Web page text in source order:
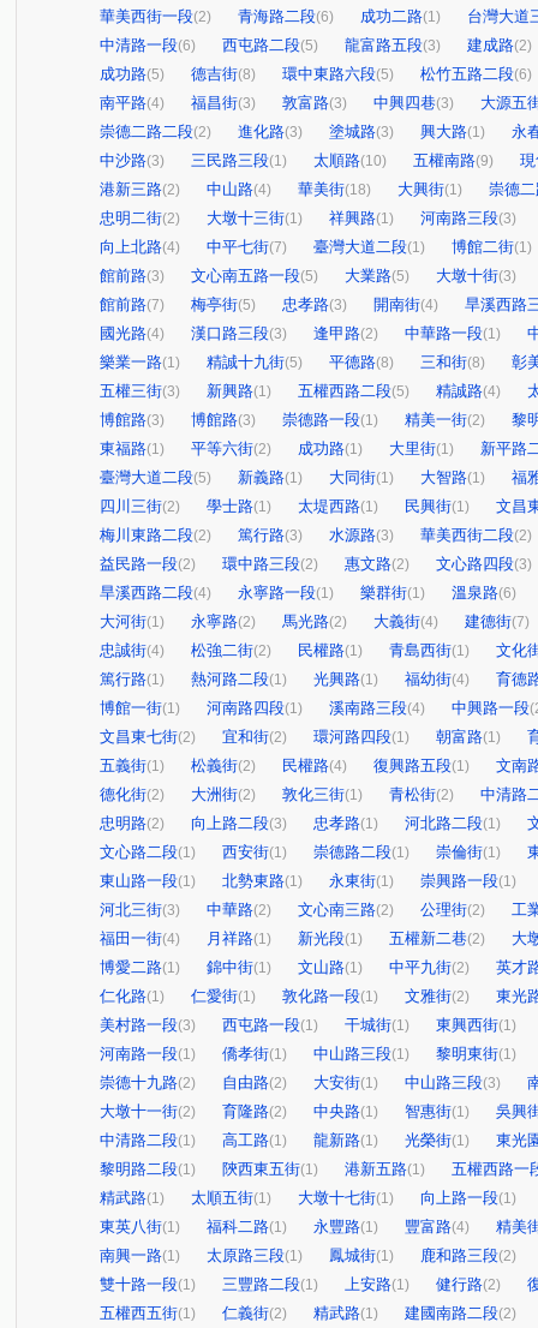
華美西街一段(2) 青海路二段(6) 成功二路(1)
台灣大道
中清路一段(6) 西屯路二段(5) 龍富路五段(3) 建成路(2)
成功路(5) 德吉街(8) 環中東路六段(5) 松竹五路二段(6)
南平路(4) 福昌街(3) 敦富路(3) 中興四巷(3)
大源五
崇德二路二段(2) 進化路(3) 塗城路(3) 興大路(1)
永
中沙路(3) 三民路三段(1) 太順路(10) 五權南路(9)
港新三路(2) 中山路(4) 華美街(18) 大興街(1)
崇德
忠明二街(2) 大墩十三街(1) 祥興路(1) 河南路三段(3)
向上北路(4) 中平七街(7) 臺灣大道二段(1) 博館二街(1)
館前路(3) 文心南五路一段(5) 大業路(5) 大墩十街(3)
館前路(7) 梅亭街(5) 忠孝路(3) 開南街(4)
旱溪西路
國光路(4) 漢口路三段(3) 逢甲路(2) 中華路一段(1)
樂業一路(1) 精誠十九街(5) 平德路(8) 三和街(8)
彰
五權三街(3) 新興路(1) 五權西路二段(5) 精誠路(4)
博館路(3) 博館路(3) 崇德路一段(1) 精美一街(2)
黎
東福路(1) 平等六街(2) 成功路(1) 大里街(1)
新平路
臺灣大道二段(5) 新義路(1) 大同街(1) 大智路(1)
福
四川三街(2) 學士路(1) 太堤西路(1) 民興街(1)
文昌
梅川東路二段(2) 篤行路(3) 水源路(3) 華美西街二段(2)
益民路一段(2) 環中路三段(2) 惠文路(2) 文心路四段(3)
旱溪西路二段(4) 永寧路一段(1) 樂群街(1) 溫泉路(6)
大河街(1) 永寧路(2) 馬光路(2) 大義街(4) 建德街(7)
忠誠街(4) 松強二街(2) 民權路(1) 青島西街(1)
文化
篤行路(1) 熱河路二段(1) 光興路(1) 福幼街(4)
育德
博館一街(1) 河南路四段(1) 溪南路三段(4) 中興路一段
文昌東七街(2) 宜和街(2) 環河路四段(1) 朝富路(1)
五義街(1) 松義街(2) 民權路(4) 復興路五段(1)
文南
德化街(2) 大洲街(2) 敦化三街(1) 青松街(2)
中清路
忠明路(2) 向上路二段(3) 忠孝路(1) 河北路二段(1)
文心路二段(1) 西安街(1) 崇德路二段(1) 崇倫街(1)
東山路一段(1) 北勢東路(1) 永東街(1) 崇興路一段(1)
河北三街(3) 中華路(2) 文心南三路(2) 公理街(2)
工
福田一街(4) 月祥路(1) 新光段(1) 五權新二巷(2)
大
博愛二路(1) 錦中街(1) 文山路(1) 中平九街(2)
英才
仁化路(1) 仁愛街(1) 敦化路一段(1) 文雅街(2)
東光
美村路一段(3) 西屯路一段(1) 干城街(1) 東興西街(1)
河南路一段(1) 僑孝街(1) 中山路三段(1) 黎明東街(1)
崇德十九路(2) 自由路(2) 大安街(1) 中山路三段(3)
大墩十一街(2) 育隆路(2) 中央路(1) 智惠街(1)
吳興
中清路二段(1) 高工路(1) 龍新路(1) 光榮街(1)
東光
黎明路二段(1) 陝西東五街(1) 港新五路(1)
五權西路一
精武路(1) 太順五街(1) 大墩十七街(1) 向上路一段(1)
東英八街(1) 福科二路(1) 永豐路(1) 豐富路(4)
精美
南興一路(1) 太原路三段(1) 鳳城街(1) 鹿和路三段(2)
雙十路一段(1) 三豐路二段(1) 上安路(1) 健行路(2)
五權西五街(1) 仁義街(2) 精武路(1) 建國南路二段(2)